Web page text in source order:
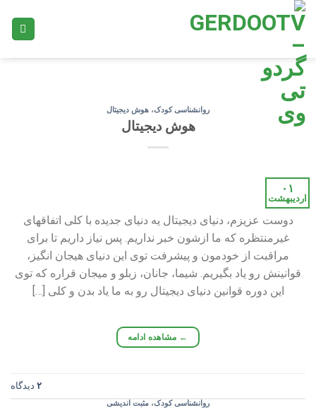
Skip
content
روانشناسی کودک، هوش دیجیتال
هوش دیجیتال
۰۱
اردیبهشت
دوست عزیزم، دنیاى دیجیتال یه دنیاى جدیده با کلى اتفاقهاى
غیرمنتظره که ما ازشون خبر نداریم. پس نیاز داریم تا براى
مراقبت از خودمون و پیشرفت توى این دنیاى هیجان انگیز،
قوانینش رو یاد بگیریم. شیما، جانان، زبلو و میجان قراره که توى
این دوره قوانین دنیاى دیجیتال رو به ما یاد بدن و کلى […]
← مشاهده ادامه
۲ دیدگاه
روانشناسی کودک، مثبت اندیشی